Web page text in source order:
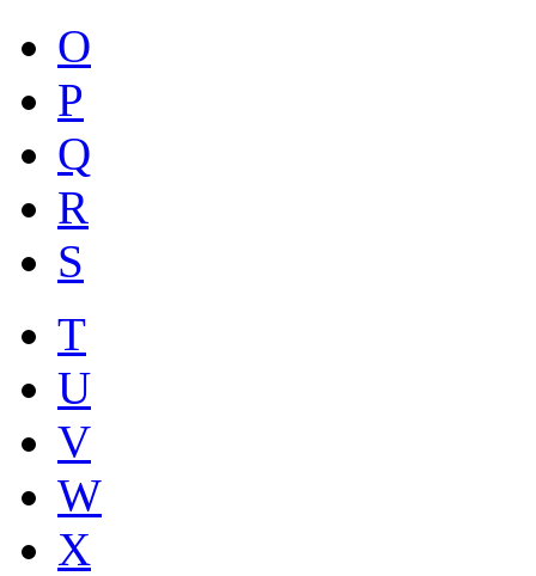
O
P
Q
R
S
T
U
V
W
X